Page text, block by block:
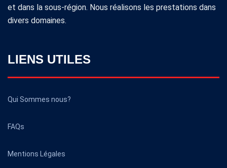
et dans la sous-région. Nous réalisons les prestations dans
divers domaines.
LIENS UTILES
Qui Sommes nous?
FAQs
Mentions Légales